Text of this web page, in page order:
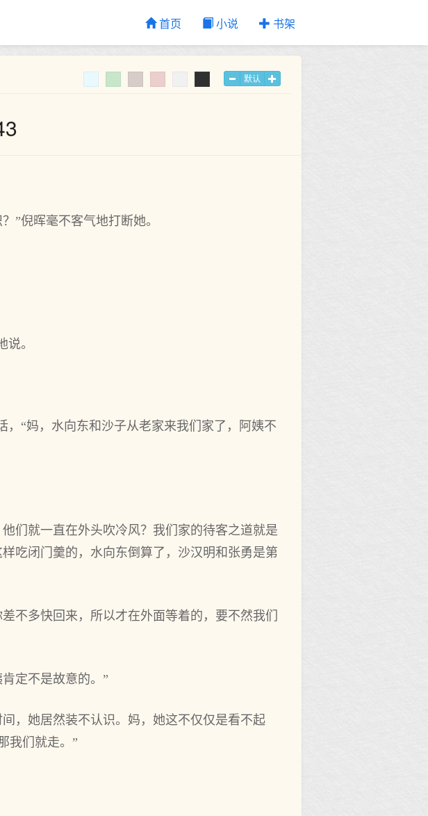
首页 小说 书架
默认
”倪晖毫不客气地打断她。
。
“妈，水向东和沙子从老家来我们家了，阿姨不
们就一直在外头吹冷风？我们家的待客之道就是
吃闭门羹的，水向东倒算了，沙汉明和张勇是第
不多快回来，所以才在外面等着的，要不然我们
定不是故意的。”
，她居然装不认识。妈，她这不仅仅是看不起
我们就走。”